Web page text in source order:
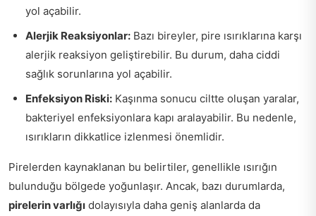
yol açabilir.
Alerjik Reaksiyonlar: Bazı bireyler, pire ısırıklarına karşı
alerjik reaksiyon geliştirebilir. Bu durum, daha ciddi
sağlık sorunlarına yol açabilir.
Enfeksiyon Riski: Kaşınma sonucu ciltte oluşan yaralar,
bakteriyel enfeksiyonlara kapı aralayabilir. Bu nedenle,
ısırıkların dikkatlice izlenmesi önemlidir.
Pirelerden kaynaklanan bu belirtiler, genellikle ısırığın
bulunduğu bölgede yoğunlaşır. Ancak, bazı durumlarda,
pirelerin varlığı dolayısıyla daha geniş alanlarda da